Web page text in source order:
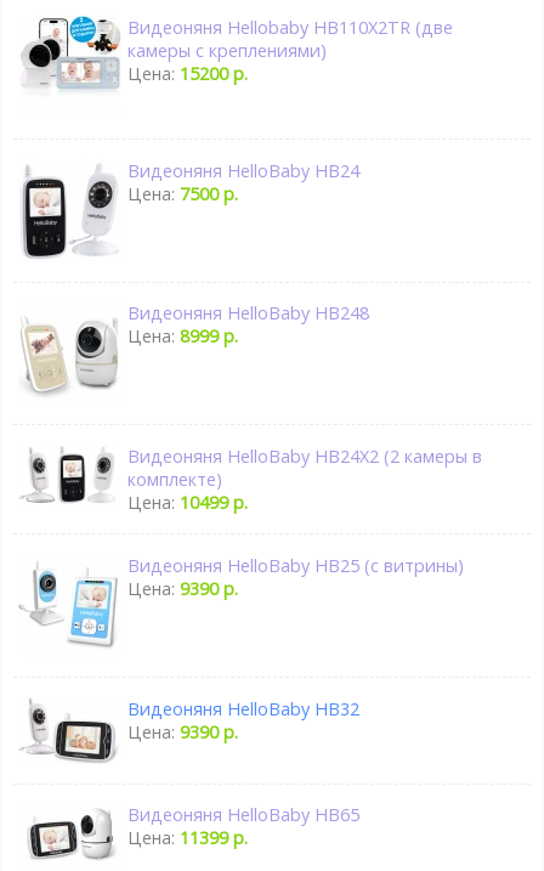
Видеоняня Hellobaby HB110X2TR (две
камеры с креплениями)
Цена: 15200 р.
Видеоняня HelloBaby HB24
Цена: 7500 р.
Видеоняня HelloBaby HB248
Цена:8999 р.
Видеоняня HelloBaby HB24X2 (2 камеры в
комплекте)
Цена: 10499 р.
Видеоняня HelloBaby HB25 (с витрины)
Цена:9390 р.
Видеоняня HelloBaby HB32
Цена:9390 р.
Видеоняня HelloBaby HB65
Цена: 11399 р.